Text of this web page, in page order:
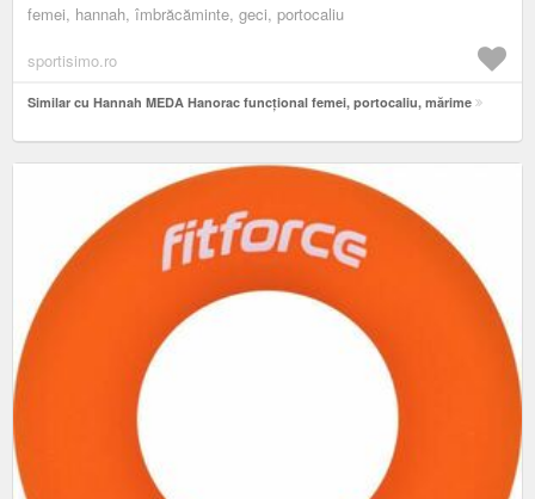
femei, hannah, îmbrăcăminte, geci, portocaliu
sportisimo.ro
Similar cu Hannah MEDA Hanorac funcțional femei, portocaliu, mărime